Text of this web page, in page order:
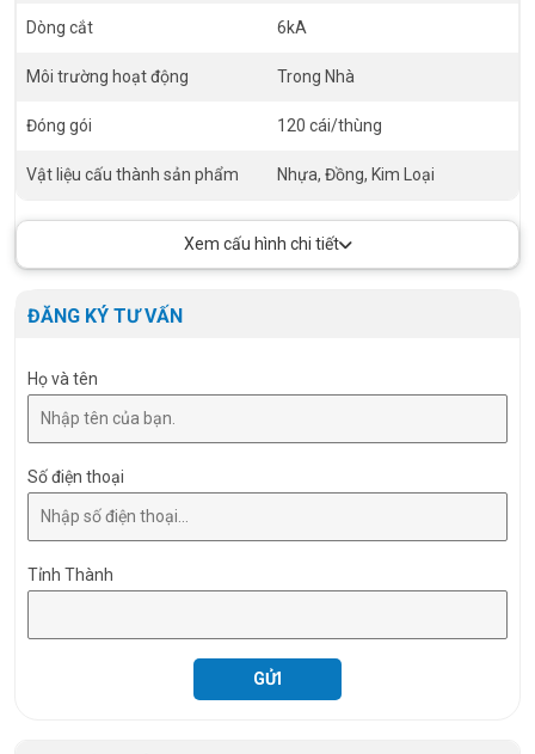
Dòng cắt 6kA
Môi trường hoạt động Trong Nhà
Đóng gói 120 cái/thùng
Vật liệu cấu thành sản phẩm Nhựa, Đồng, Kim Loại
Xem cấu hình chi tiết
ĐĂNG KÝ TƯ VẤN
Họ và tên
Số điện thoại
Tỉnh Thành